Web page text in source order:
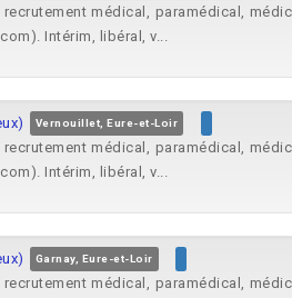
médical, paramédical,
Intérim, libéral, v...
Vernouillet, Eure-et-Loir
médical, paramédical,
Intérim, libéral, v...
Garnay, Eure-et-Loir
médical, paramédical,